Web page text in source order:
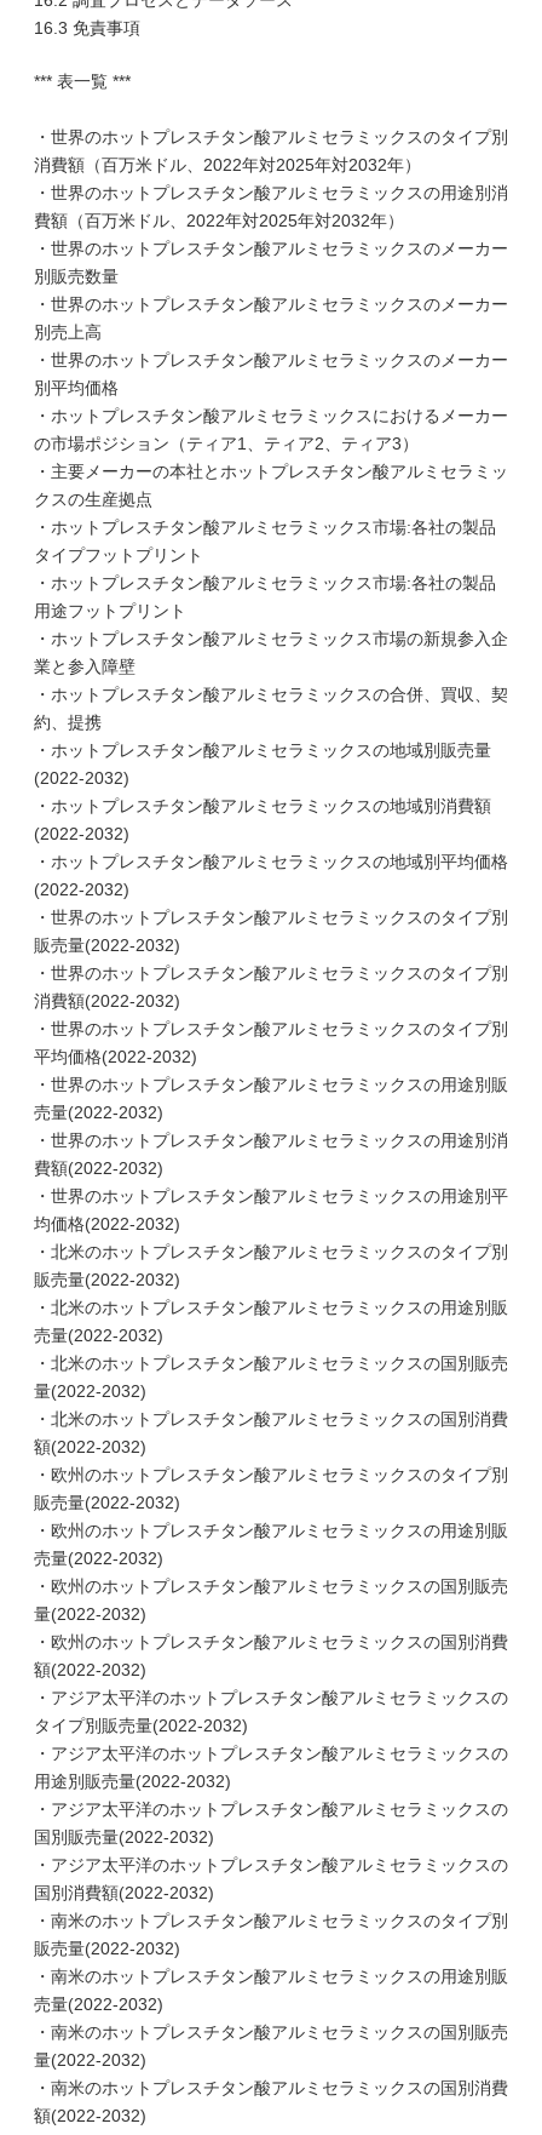
16.3 免責事項
*** 表一覧 ***
・世界のホットプレスチタン酸アルミセラミックスのタイプ別
消費額（百万米ドル、2022年対2025年対2032年）
・世界のホットプレスチタン酸アルミセラミックスの用途別消
費額（百万米ドル、2022年対2025年対2032年）
・世界のホットプレスチタン酸アルミセラミックスのメーカー
別販売数量
・世界のホットプレスチタン酸アルミセラミックスのメーカー
別売上高
・世界のホットプレスチタン酸アルミセラミックスのメーカー
別平均価格
・ホットプレスチタン酸アルミセラミックスにおけるメーカー
の市場ポジション（ティア1、ティア2、ティア3）
・主要メーカーの本社とホットプレスチタン酸アルミセラミッ
クスの生産拠点
・ホットプレスチタン酸アルミセラミックス市場:各社の製品
タイプフットプリント
・ホットプレスチタン酸アルミセラミックス市場:各社の製品
用途フットプリント
・ホットプレスチタン酸アルミセラミックス市場の新規参入企
業と参入障壁
・ホットプレスチタン酸アルミセラミックスの合併、買収、契
約、提携
・ホットプレスチタン酸アルミセラミックスの地域別販売量
(2022-2032)
・ホットプレスチタン酸アルミセラミックスの地域別消費額
(2022-2032)
・ホットプレスチタン酸アルミセラミックスの地域別平均価格
(2022-2032)
・世界のホットプレスチタン酸アルミセラミックスのタイプ別
販売量(2022-2032)
・世界のホットプレスチタン酸アルミセラミックスのタイプ別
消費額(2022-2032)
・世界のホットプレスチタン酸アルミセラミックスのタイプ別
平均価格(2022-2032)
・世界のホットプレスチタン酸アルミセラミックスの用途別販
売量(2022-2032)
・世界のホットプレスチタン酸アルミセラミックスの用途別消
費額(2022-2032)
・世界のホットプレスチタン酸アルミセラミックスの用途別平
均価格(2022-2032)
・北米のホットプレスチタン酸アルミセラミックスのタイプ別
販売量(2022-2032)
・北米のホットプレスチタン酸アルミセラミックスの用途別販
売量(2022-2032)
・北米のホットプレスチタン酸アルミセラミックスの国別販売
量(2022-2032)
・北米のホットプレスチタン酸アルミセラミックスの国別消費
額(2022-2032)
・欧州のホットプレスチタン酸アルミセラミックスのタイプ別
販売量(2022-2032)
・欧州のホットプレスチタン酸アルミセラミックスの用途別販
売量(2022-2032)
・欧州のホットプレスチタン酸アルミセラミックスの国別販売
量(2022-2032)
・欧州のホットプレスチタン酸アルミセラミックスの国別消費
額(2022-2032)
・アジア太平洋のホットプレスチタン酸アルミセラミックスの
タイプ別販売量(2022-2032)
・アジア太平洋のホットプレスチタン酸アルミセラミックスの
用途別販売量(2022-2032)
・アジア太平洋のホットプレスチタン酸アルミセラミックスの
国別販売量(2022-2032)
・アジア太平洋のホットプレスチタン酸アルミセラミックスの
国別消費額(2022-2032)
・南米のホットプレスチタン酸アルミセラミックスのタイプ別
販売量(2022-2032)
・南米のホットプレスチタン酸アルミセラミックスの用途別販
売量(2022-2032)
・南米のホットプレスチタン酸アルミセラミックスの国別販売
量(2022-2032)
・南米のホットプレスチタン酸アルミセラミックスの国別消費
額(2022-2032)